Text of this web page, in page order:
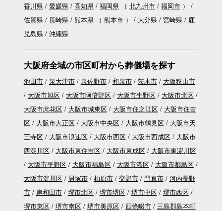
香川県
愛媛県 高知県 福岡県（ 北九州市 福岡市）
佐賀県
長崎県 熊本県（ 熊本市） 大分県 宮崎県
鹿
児島県
沖縄県
大阪府全域の市区町村から葬儀場を探す
池田市 泉大津市 泉佐野市 和泉市 茨木市
大阪狭山市
大阪市旭区
大阪市阿倍野区 大阪市生野区
大阪市北区
大阪市此花区
大阪市城東区 大阪市住之江区
大阪市住吉
区
大阪市大正区 大阪市中央区 大阪市鶴見区
大阪市天
王寺区
大阪市浪速区 大阪市西区 大阪市西成区
大阪市
西淀川区
大阪市東住吉区 大阪市東成区
大阪市東淀川区
大阪市平野区
大阪市福島区 大阪市港区
大阪市都島区
大阪市淀川区
貝塚市 柏原市 交野市 門真市
河内長野
市
岸和田市 堺市北区 堺市堺区 堺市中区
堺市西区
堺市東区
堺市南区 堺市美原区 四條畷市
三島郡島本町